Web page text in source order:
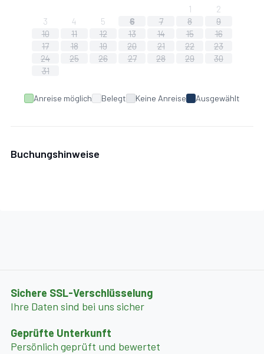
1
2
3
4 5 6 7 8
9
10
11 12 13 14 15
16
17
18 19 20 21 22
23
24
25 26 27 28 29
30
31
Anreise möglich Belegt Keine Anreise Ausgewählt
Buchungshinweise
Sichere SSL-Verschlüsselung
Ihre Daten sind bei uns sicher
Geprüfte Unterkunft
Persönlich geprüft und bewertet